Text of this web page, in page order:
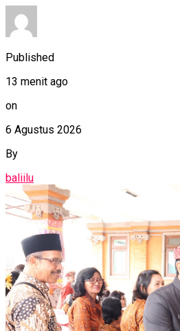
Published
13 menit ago
on
6 Agustus 2026
By
baliilu